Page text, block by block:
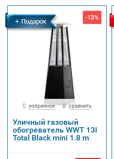
Бесплатная
доставка
-13%
избранное сравнить
Уличный газовый
обогреватель WWT 13I
Total Black mini 1.8 m